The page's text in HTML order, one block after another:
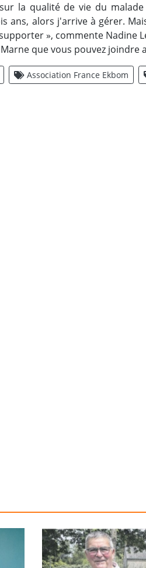
la qualité de vie du
alors j'arrive à gérer.
», commente Nadine
que vous pouvez joindre
Association France Ekbom